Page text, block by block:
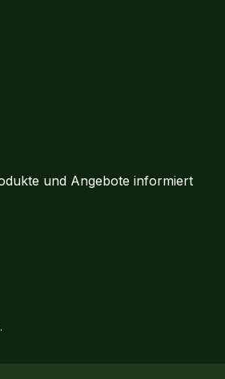
und Angebote informiert